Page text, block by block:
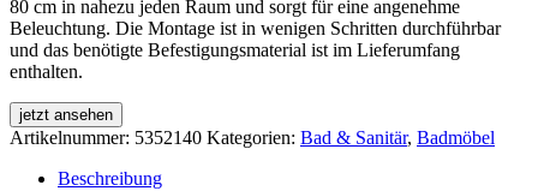
80 cm in nahezu jeden Raum und sorgt für eine angenehme
Beleuchtung. Die Montage ist in wenigen Schritten durchführbar
und das benötigte Befestigungsmaterial ist im Lieferumfang
enthalten.
jetzt ansehen
Artikelnummer: 5352140 Kategorien: Bad & Sanitär, Badmöbel
Beschreibung